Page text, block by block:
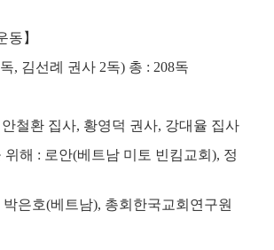
동 】
독, 김선례 권사 2독) 총 : 208독
안철환 집사, 황영덕 권사, 강대율 집사
위해 : 로안(베트남 미토 빈킴교회 ), 정
박은호(베트남), 총회한국교회연구원